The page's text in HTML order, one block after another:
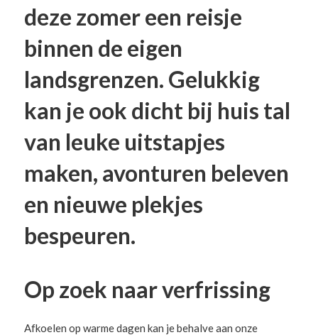
deze zomer een reisje
binnen de eigen
landsgrenzen. Gelukkig
kan je ook dicht bij huis tal
van leuke uitstapjes
maken, avonturen beleven
en nieuwe plekjes
bespeuren.
Op zoek naar verfrissing
Afkoelen op warme dagen kan je behalve aan onze